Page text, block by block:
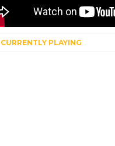
CURRENTLY PLAYING